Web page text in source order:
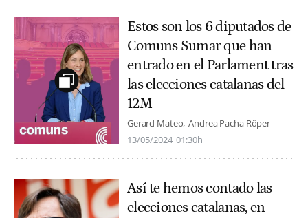
Estos son los 6 diputados de
Comuns Sumar que han
entrado en el Parlament tras
las elecciones catalanas del
12M
Gerard Mateo Andrea Pacha Röper
13/05/2024 01:30h
Así te hemos contado las
elecciones catalanas, en